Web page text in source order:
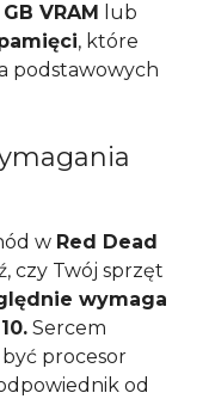
VRAM
lub
, które
podstawowych
w Red Dead
czy Twój sprzęt
wymaga
Sercem
procesor
od